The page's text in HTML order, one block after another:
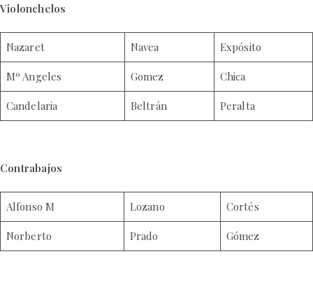
Violonchelos
Nazaret Navea Expósito
Mº Angeles Gomez Chica
Candelaria Beltrán Peralta
Contrabajos
Alfonso M Lozano Cortés
Norberto Prado Gómez